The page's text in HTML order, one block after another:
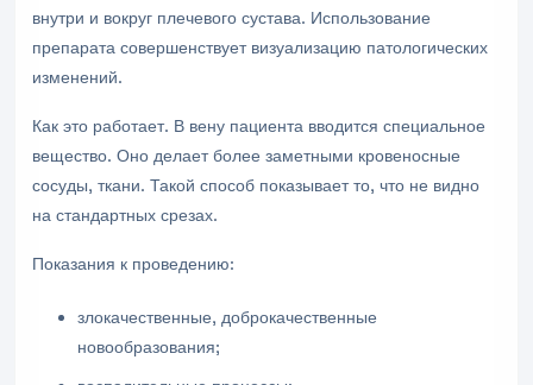
внутри и вокруг плечевого сустава. Использование
препарата совершенствует визуализацию патологических
изменений.
Как это работает. В вену пациента вводится специальное
вещество. Оно делает более заметными кровеносные
сосуды, ткани. Такой способ показывает то, что не видно
на стандартных срезах.
Показания к проведению:
злокачественные, доброкачественные
новообразования;